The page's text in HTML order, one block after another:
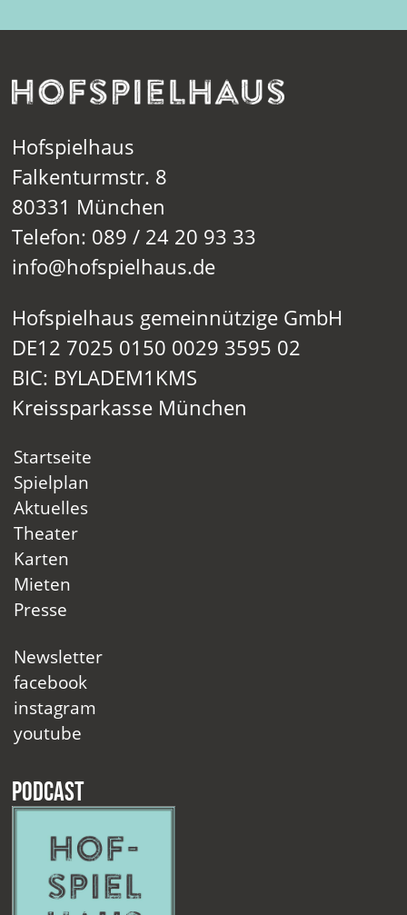
Hofspielhaus
Falkenturmstr. 8
80331 München
Telefon: 089 / 24 20 93 33
info@hofspielhaus.de
Hofspielhaus gemeinnützige GmbH
DE12 7025 0150 0029 3595 02
BIC: BYLADEM1KMS
Kreissparkasse München
Startseite
Spielplan
Aktuelles
Theater
Karten
Mieten
Presse
Newsletter
facebook
instagram
youtube
Podcast